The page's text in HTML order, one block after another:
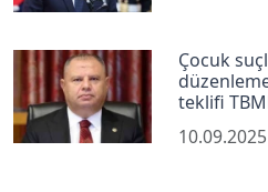
Çocuk
teklifi